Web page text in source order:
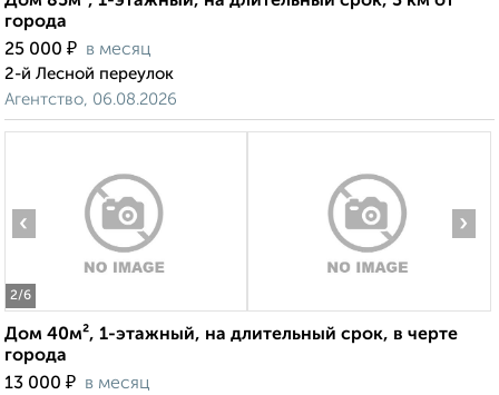
города
25 000 ₽ в месяц
2-й Лесной переулок
Агентство, 06.08.2026
2/6
‹ ›
Дом 40м², 1-этажный, на длительный срок, в черте
города
13 000 ₽ в месяц